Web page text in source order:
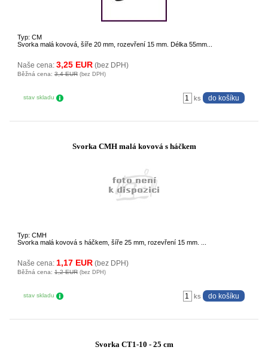
Typ: CM
Svorka malá kovová, šíře 20 mm, rozevření 15 mm. Délka 55mm...
Naše cena: 3,25 EUR (bez DPH)
Běžná cena: 3,4 EUR (bez DPH)
stav skladu ks
Svorka CMH malá kovová s háčkem
Typ: CMH
Svorka malá kovová s háčkem, šíře 25 mm, rozevření 15 mm. ...
Naše cena: 1,17 EUR (bez DPH)
Běžná cena: 1,2 EUR (bez DPH)
stav skladu ks
Svorka CT1-10 - 25 cm